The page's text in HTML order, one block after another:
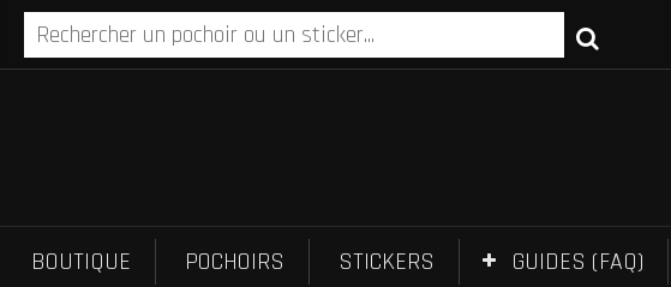
BOUTIQUE POCHOIRS STICKERS GUIDES (FAQ)